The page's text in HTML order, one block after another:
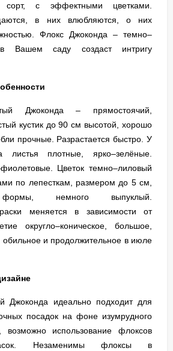
сорт, с эффектными цветками.
в них влюбляются, о них
Флокс Джоконда – темно–
Вашем саду создаст интригу
Джоконда – прямостоячий,
кустик до 90 см высотой, хорошо
прочные. Разрастается быстро. У
листья плотные, ярко–зелёные.
Цветок темно–лиловый
по лепесткам, размером до 5 см,
формы, немного выпуклый.
меняется в зависимости от
округло–коническое, большое,
обильное и продолжительное в июле
Джоконда идеально подходит для
посадок на фоне изумрудного
возможно использование флоксов
Незаменимы флоксы в